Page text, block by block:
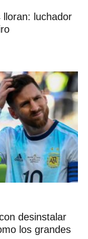
luchador
desinstalar
los grandes